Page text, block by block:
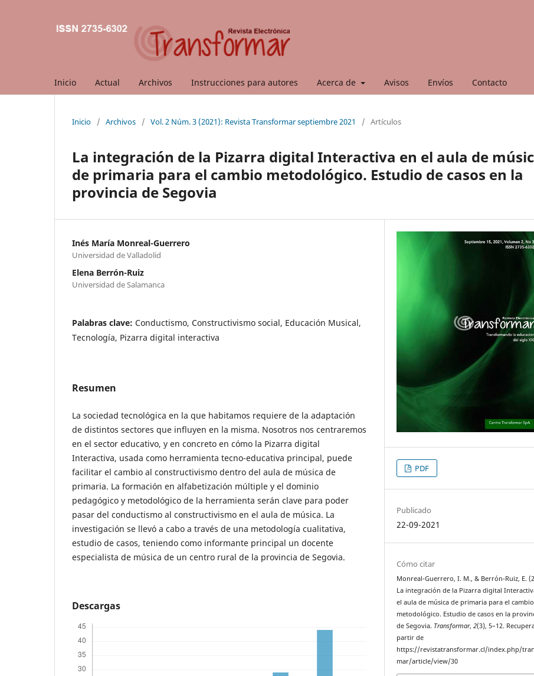
Inicio Actual Archivos Instrucciones para autores Acerca de Avisos Envíos Contacto
Inicio / Archivos / Vol. 2 Núm. 3 (2021): Revista Transformar septiembre 2021 / Artículos
La integración de la Pizarra digital Interactiva en el aula de
de primaria para el cambio metodológico. Estudio de casos en la
provincia de Segovia
Inés María Monreal-Guerrero
Universidad de Valladolid
Elena Berrón-Ruiz
Universidad de Salamanca
Palabras clave: Conductismo, Constructivismo social, Educación Musical,
Tecnología, Pizarra digital interactiva
Resumen
La sociedad tecnológica en la que habitamos requiere de la adaptación
de distintos sectores que influyen en la misma. Nosotros nos centraremos
en el sector educativo, y en concreto en cómo la Pizarra digital
Interactiva, usada como herramienta tecno-educativa principal, puede
facilitar el cambio al constructivismo dentro del aula de música de
primaria. La formación en alfabetización múltiple y el dominio
pedagógico y metodológico de la herramienta serán clave para poder
pasar del conductismo al constructivismo en el aula de música. La
investigación se llevó a cabo a través de una metodología cualitativa,
estudio de casos, teniendo como informante principal un docente
especialista de música de un centro rural de la provincia de Segovia.
Descargas
PDF
Publicado
22-09-2021
Cómo citar
Monreal-Guerrero, I. M., & Berrón-Ruiz, E.
La integración de la Pizarra digital
el aula de música de primaria para el cambio
metodológico. Estudio de casos en la
de Segovia. Transformar,2(3), 5–12.
partir de
https://revistatransformar.cl/index.php/
mar/article/view/30